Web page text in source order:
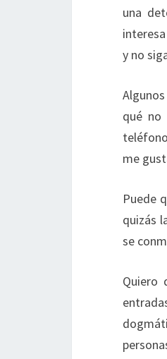
una
y no
qué no
me
Puede
quizás
se
Quiero